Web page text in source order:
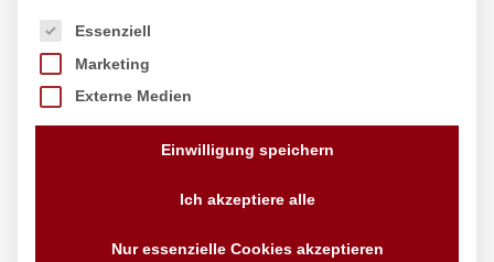
Es folgt eine Liste der Service-Gruppen, für die eine
Essenziell
Marketing
Externe Medien
Einwilligung speichern
Ich akzeptiere alle
Nur essenzielle Cookies akzeptieren